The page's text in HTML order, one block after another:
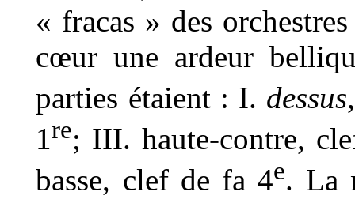
« fracas » des
cœur une ardeur
parties étaient : I. dessus
1re; III. haute-contre,
basse, clef de fa 4e. La